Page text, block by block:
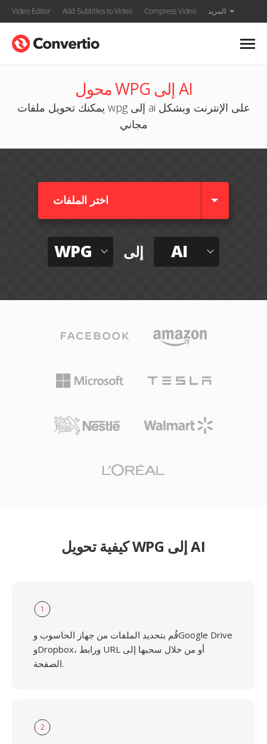
Video Editor Add Subtitles to Video Compress Video المزيد
محول WPG إلى AI
يمكنك تحويل ملفات wpg إلى ai على الإنترنت وبشكل
مجاني
اختر الملفات
WPG إلى AI
كيفية تحويل WPG إلى AI
1
قُم بتحديد الملفات من جهاز الحاسوب وGoogle Drive
وDropbox، ورابط URL أو من خلال سحبها إلى
الصفحة.
2